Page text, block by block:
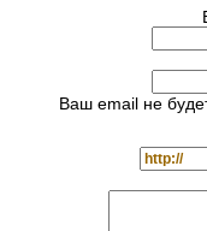
Ваш email не